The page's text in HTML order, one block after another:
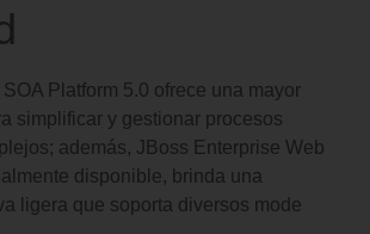
Platform 5.0 ofrece una mayor
simplificar y gestionar procesos
además, JBoss Enterprise Web
disponible, brinda una
ligera que soporta diversos mode